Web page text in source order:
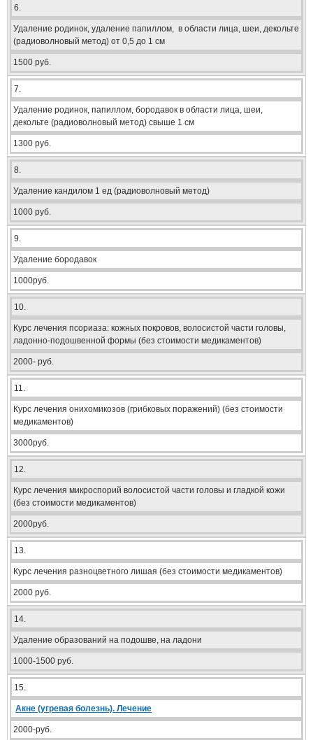
6.
Удаление родинок, удаление папиллом, в области лица, шеи, декольте
(радиоволновый метод) от 0,5 до 1 см
1500 руб.
7.
Удаление родинок, папиллом, бородавок в области лица, шеи,
декольте (радиоволновый метод) свыше 1 см
1300 руб.
8.
Удаление кандилом 1 ед (радиоволновый метод)
1000 руб.
9.
Удаление бородавок
1000руб.
10.
Курс лечения псориаза: кожных покровов, волосистой части головы,
ладонно-подошвенной формы (без стоимости медикаментов)
2000- руб.
11.
Курс лечения онихомикозов (грибковых поражений) (без стоимости
медикаментов)
3000руб.
12.
Курс лечения микроспорий волосистой части головы и гладкой кожи
(без стоимости медикаментов)
2000руб.
13.
Курс лечения разноцветного лишая (без стоимости медикаментов)
2000 руб.
14.
Удаление образований на подошве, на ладони
1000-1500 руб.
15.
Акне (угревая болезнь). Лечение
2000-руб.